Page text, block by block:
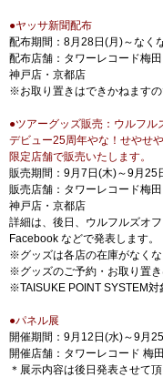
●ヤッサ新聞配布
配布期間：8月28日(月)～なく
配布店舗：タワーレコード梅
神戸店・京都店
※お取り置きはできかねますの
●ツアーグッズ販売：ウルフル
デビュー25周年やな！せやせ
限定店舗で販売いたします。
販売期間：9月7日(木)～9月25
販売店舗：タワーレコード梅
神戸店・京都店
詳細は、後日、ウルフルズオ
Facebook などで発表します。
※グッズは各店の在庫がなくな
※グッズのご予約・お取り置き
※TAISUKE POINT SYSTEM対
●パネル展
開催期間：9月12日(水)～9月
開催店舗：タワーレコード 梅
＊展示内容は後日発表させて頂